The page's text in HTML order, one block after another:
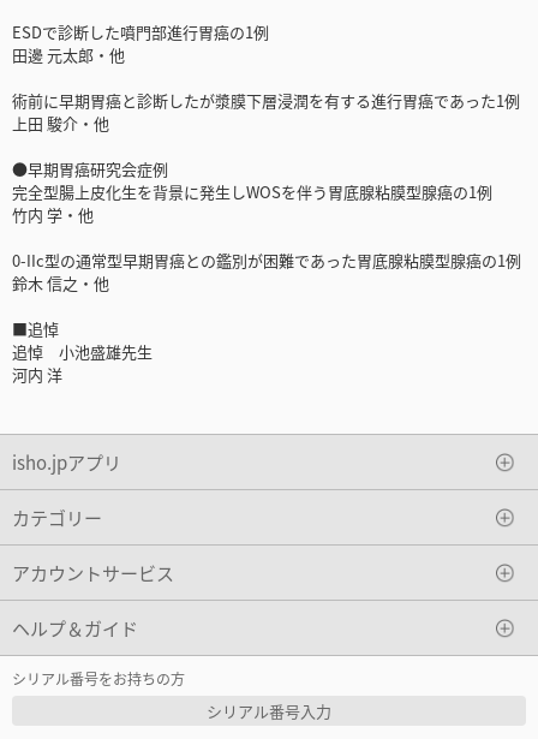
ESDで診断した噴門部進行胃癌の1例
田邊 元太郎・他
術前に早期胃癌と診断したが漿膜下層浸潤を有する進行胃癌であった1例
上田 駿介・他
●早期胃癌研究会症例
完全型腸上皮化生を背景に発生しWOSを伴う胃底腺粘膜型腺癌の1例
竹内 学・他
0-IIc型の通常型早期胃癌との鑑別が困難であった胃底腺粘膜型腺癌の1例
鈴木 信之・他
■追悼
追悼 小池盛雄先生
河内 洋
isho.jpアプリ
カテゴリー
アカウントサービス
ヘルプ＆ガイド
シリアル番号をお持ちの方
シリアル番号入力